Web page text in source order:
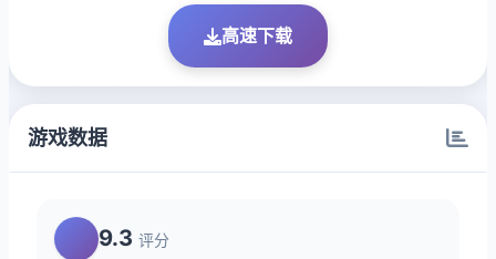
高速下载
游戏数据
9.3 评分